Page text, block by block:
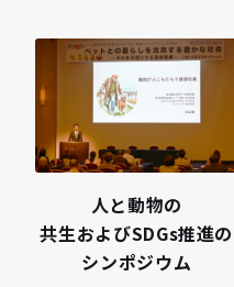
人と​動物の​
共生およびSDGs推進の​
シンポジウム